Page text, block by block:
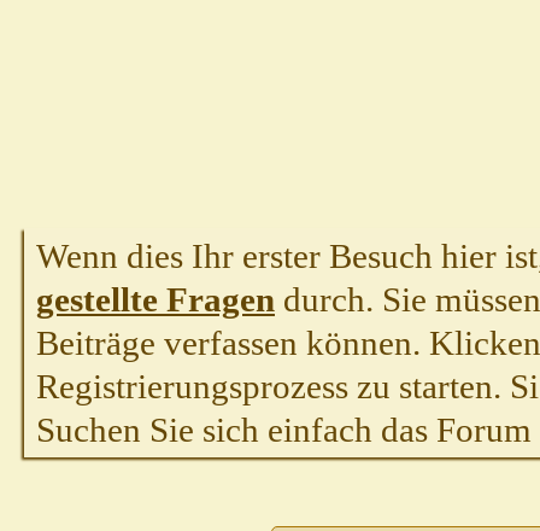
Wenn dies Ihr erster Besuch hier
gestellte Fragen durch. Sie
Beiträge verfassen können.
Registrierungsprozess zu starten.
Suchen Sie sich einfach das